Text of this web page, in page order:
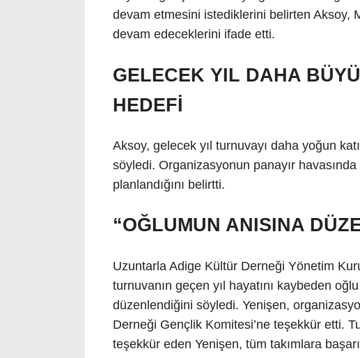
devam etmesini istediklerini belirten Aksoy,
devam edeceklerini ifade etti.
GELECEK YIL DAHA
HEDEFİ
Aksoy, gelecek yıl turnuvayı daha yoğun
söyledi. Organizasyonun panayır
planlandığını belirtti.
“OĞLUMUN ANISINA
Uzuntarla Adige Kültür Derneği Yönetim
turnuvanın geçen yıl hayatını kaybeden
düzenlendiğini söyledi. Yenişen,
Derneği Gençlik Komitesi’ne teşekkür etti.
teşekkür eden Yenişen, tüm takımlara